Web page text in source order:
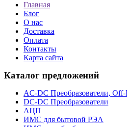
Главная
Блог
О нас
Доставка
Оплата
Контакты
Карта сайта
Каталог предложений
AC-DC Преобразователи,
DC-DC Преобразователи
АЦП
ИМС для бытовой РЭА